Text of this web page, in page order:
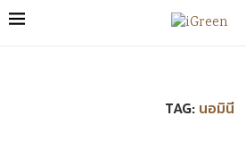
TAG: นอมินี